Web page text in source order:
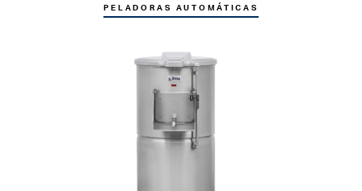
PELADORAS AUTOMÁTICAS